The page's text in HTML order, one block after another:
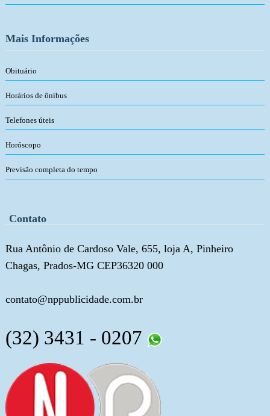
Mais Informações
Obituário
Horários de ônibus
Telefones úteis
Horóscopo
Previsão completa do tempo
Contato
Rua Antônio de Cardoso Vale, 655, loja A, Pinheiro
Chagas, Prados-MG CEP36320 000
contato@nppublicidade.com.br
(32) 3431 - 0207